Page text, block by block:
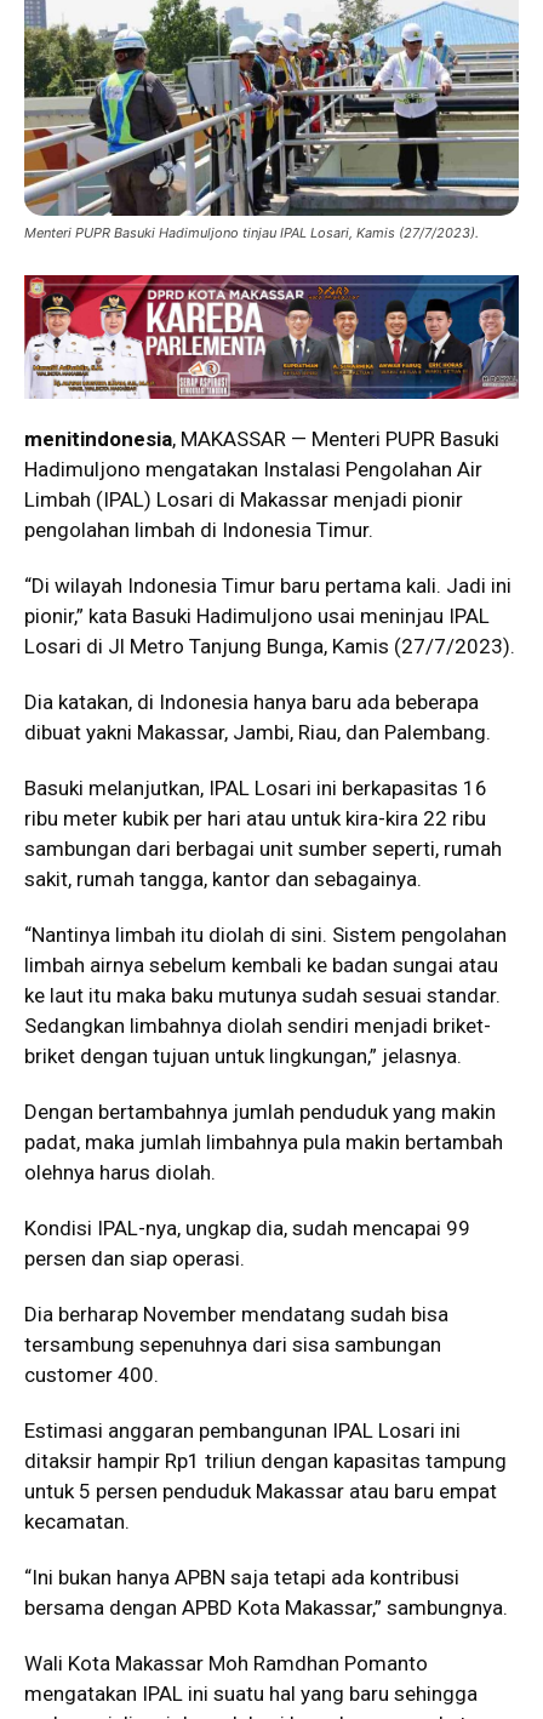
Menteri PUPR Basuki Hadimuljono tinjau IPAL Losari, Kamis (27/7/2023).
menitindonesia, MAKASSAR — Menteri PUPR Basuki
Hadimuljono mengatakan Instalasi Pengolahan Air
Limbah (IPAL) Losari di Makassar menjadi pionir
pengolahan limbah di Indonesia Timur.
“Di wilayah Indonesia Timur baru pertama kali. Jadi ini
pionir,” kata Basuki Hadimuljono usai meninjau IPAL
Losari di Jl Metro Tanjung Bunga, Kamis (27/7/2023).
Dia katakan, di Indonesia hanya baru ada beberapa
dibuat yakni Makassar, Jambi, Riau, dan Palembang.
Basuki melanjutkan, IPAL Losari ini berkapasitas 16
ribu meter kubik per hari atau untuk kira-kira 22 ribu
sambungan dari berbagai unit sumber seperti, rumah
sakit, rumah tangga, kantor dan sebagainya.
“Nantinya limbah itu diolah di sini. Sistem pengolahan
limbah airnya sebelum kembali ke badan sungai atau
ke laut itu maka baku mutunya sudah sesuai standar.
Sedangkan limbahnya diolah sendiri menjadi briket-
briket dengan tujuan untuk lingkungan,” jelasnya.
Dengan bertambahnya jumlah penduduk yang makin
padat, maka jumlah limbahnya pula makin bertambah
olehnya harus diolah.
Kondisi IPAL-nya, ungkap dia, sudah mencapai 99
persen dan siap operasi.
Dia berharap November mendatang sudah bisa
tersambung sepenuhnya dari sisa sambungan
customer 400.
Estimasi anggaran pembangunan IPAL Losari ini
ditaksir hampir Rp1 triliun dengan kapasitas tampung
untuk 5 persen penduduk Makassar atau baru empat
kecamatan.
“Ini bukan hanya APBN saja tetapi ada kontribusi
bersama dengan APBD Kota Makassar,” sambungnya.
Wali Kota Makassar Moh Ramdhan Pomanto
mengatakan IPAL ini suatu hal yang baru sehingga